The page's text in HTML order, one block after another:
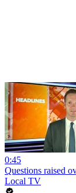
0:45
Questions raised
Local TV